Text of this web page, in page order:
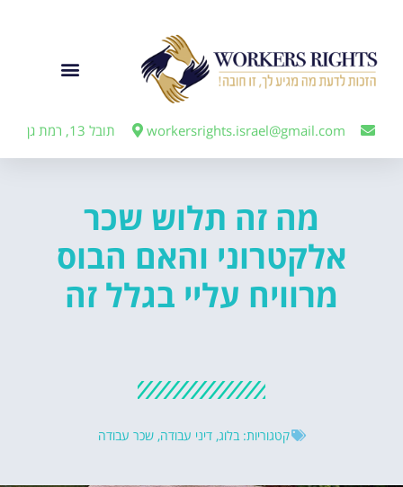
workersrights.israel@gmail.com תובל 13, רמת גן
מה זה תלוש שכר
אלקטרוני והאם הבוס
מרוויח עליי בגלל זה
קטגוריות: בלוג,דיני עבודה,שכר עבודה